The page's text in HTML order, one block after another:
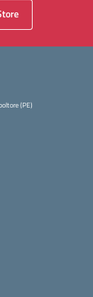
(PE)
iniziale della scuola